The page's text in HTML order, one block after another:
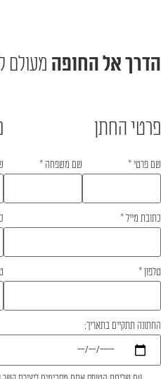
הדרך אל החופה מעולם
פרטי החתן
שם פרטי* שם משפחה*
כתובת מייל*
טלפון*
החתונה תתקיים בתאריך: